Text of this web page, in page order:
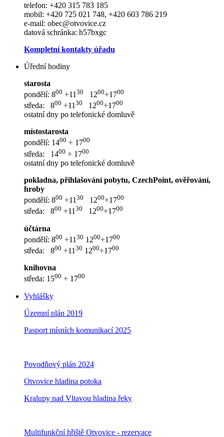
telefon: +420 315 783 185
mobil: +420 725 021 748, +420 603 786 219
e-mail: obec@otvovice.cz
datová schránka: h57bxgc
Kompletní kontakty úřadu
Úřední hodiny
starosta
pondělí: 800 ÷11 30 1200÷1700
středa: 800 ÷11 30 1200÷1700
ostatní dny po telefonické domluvě
místostarosta
pondělí: 1400 ÷ 1700
středa: 1400 ÷ 1700
ostatní dny po telefonické domluvě
pokladna, přihlašování pobytu, CzechPoint, ověřování,
hroby
pondělí: 800 ÷11 30 1200÷1700
středa: 800 ÷1130 1200÷1700
účtárna
pondělí: 800 ÷11 30 1200÷1700
středa: 800 ÷11 30 1200÷1700
knihovna
středa: 1500 ÷ 1700
Vyhlášky
Územní plán 2019
Pasport mísních komunikací 2025
Povodňový plán 2024
Otvovice hladina potoka
Kralupy nad Vltavou hladina řeky
Multifunkční hřiště Otvovice - rezervace